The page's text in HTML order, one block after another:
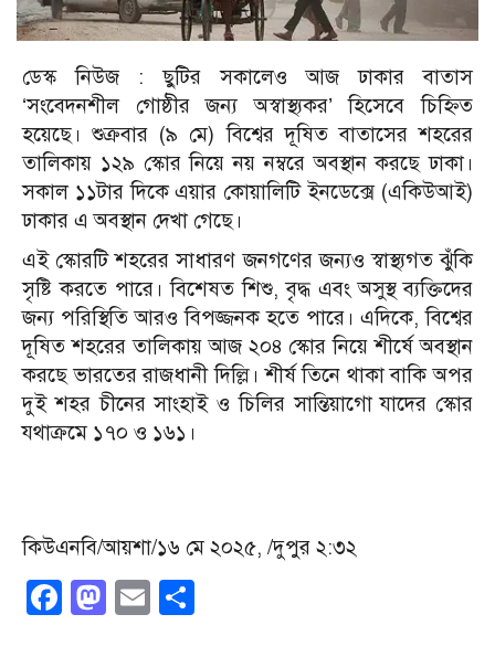
ডেস্ক নিউজ :ছুটির সকালেও আজ ঢাকার বাতাস
‘সংবেদনশীল গোষ্ঠীর জন্য অস্বাস্থ্যকর’ হিসেবে চিহ্নিত
হয়েছে। শুক্রবার (৯ মে) বিশ্বের দূষিত বাতাসের শহরের
তালিকায় ১২৯ স্কোর নিয়ে নয় নম্বরে অবস্থান করছে ঢাকা।
সকাল ১১টার দিকে এয়ার কোয়ালিটি ইনডেক্সে (একিউআই)
ঢাকার এ অবস্থান দেখা গেছে।
এই স্কোরটি শহরের সাধারণ জনগণের জন্যও স্বাস্থ্যগত ঝুঁকি
সৃষ্টি করতে পারে। বিশেষত শিশু, বৃদ্ধ এবং অসুস্থ ব্যক্তিদের
জন্য পরিস্থিতি আরও বিপজ্জনক হতে পারে। এদিকে, বিশ্বের
দূষিত শহরের তালিকায় আজ ২০৪ স্কোর নিয়ে শীর্ষে অবস্থান
করছে ভারতের রাজধানী দিল্লি। শীর্ষ তিনে থাকা বাকি অপর
দুই শহর চীনের সাংহাই ও চিলির সান্তিয়াগো যাদের স্কোর
যথাক্রমে ১৭০ ও ১৬১।
কিউএনবি/আয়শা/১৬ মে ২০২৫, /দুপুর ২:৩২
Facebook
Mastodon
Email